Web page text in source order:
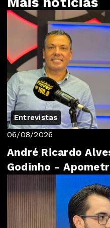
Entrevistas
06/08/2026
André Ricardo
Godinho -